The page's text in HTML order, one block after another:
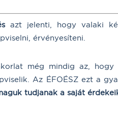
azt jelenti, hogy valaki
érvényesíteni.
még mindig az, hogy
Az ÉFOÉSZ ezt a
tudjanak a saját